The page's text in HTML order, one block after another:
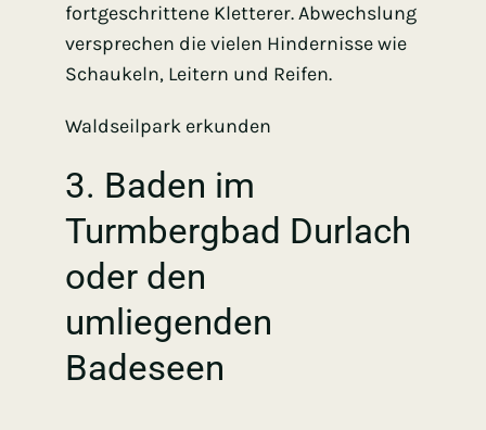
fortgeschrittene Kletterer. Abwechslung
versprechen die vielen Hindernisse wie
Schaukeln, Leitern und Reifen.
Waldseilpark erkunden
3. Baden im
Turmbergbad Durlach
oder den
umliegenden
Badeseen